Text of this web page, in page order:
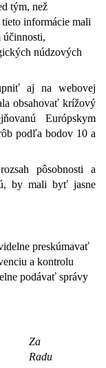
tým, než
informácie mali
núdzových
aj na webovej
obsahovať krížový
Európskym
podľa bodov 10 a
pôsobnosti a
by mali byť jasne
preskúmavať
a kontrolu
podávať správy
Za
Radu